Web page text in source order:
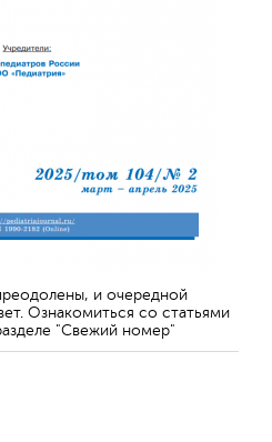
и очередной
Ознакомиться со статьями
"Свежий номер"